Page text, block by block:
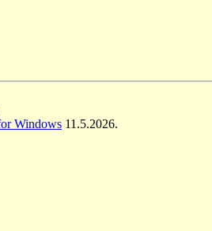
Windows 11.5.2026.